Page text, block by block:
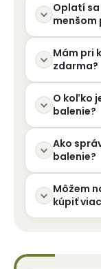
Oplatí
menšom
Mám pri
zdarma?
O koľko
balenie?
Ako
balenie?
Môžem
kúpiť